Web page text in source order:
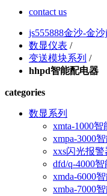
contact us
js555888金沙-金
数显仪表 /
变送模块系列 /
hhpd智能配电器
categories
数显系列
xmta-1000
xmpa-3000
xxs闪光报警
dfd/q-4000
xmda-6000
xmba-7000